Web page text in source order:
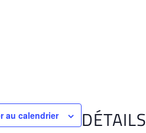
au calendrier DÉTAILS